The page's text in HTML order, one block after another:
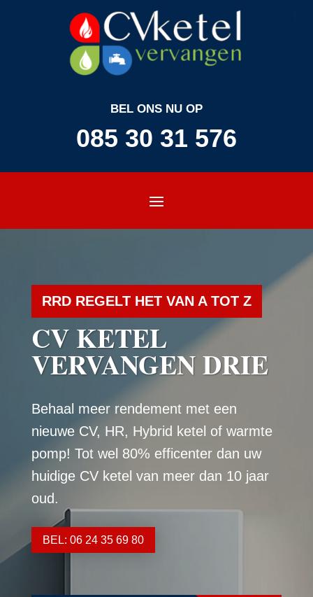
BEL ONS NU OP
085 30 31 576
RRD REGELT HET VAN A TOT Z
CV KETEL
VERVANGEN DRIE
Behaal meer rendement met een
nieuwe CV, HR, Hybrid ketel of warmte
pomp! Tot wel 80% efficenter dan uw
huidige CV ketel van meer dan 10 jaar
oud.
BEL: 06 24 35 69 80